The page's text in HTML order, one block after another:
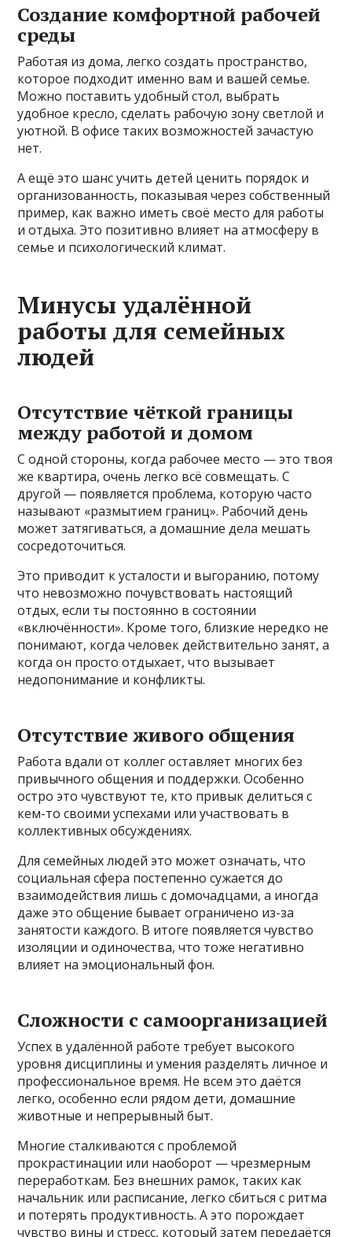
Создание комфортной рабочей
среды
Работая из дома, легко создать пространство,
которое подходит именно вам и вашей семье.
Можно поставить удобный стол, выбрать
удобное кресло, сделать рабочую зону светлой и
уютной. В офисе таких возможностей зачастую
нет.
А ещё это шанс учить детей ценить порядок и
организованность, показывая через собственный
пример, как важно иметь своё место для работы
и отдыха. Это позитивно влияет на атмосферу в
семье и психологический климат.
Минусы удалённой
работы для семейных
людей
Отсутствие чёткой границы
между работой и домом
С одной стороны, когда рабочее место — это твоя
же квартира, очень легко всё совмещать. С
другой — появляется проблема, которую часто
называют «размытием границ». Рабочий день
может затягиваться, а домашние дела мешать
сосредоточиться.
Это приводит к усталости и выгоранию, потому
что невозможно почувствовать настоящий
отдых, если ты постоянно в состоянии
«включённости». Кроме того, близкие нередко не
понимают, когда человек действительно занят, а
когда он просто отдыхает, что вызывает
недопонимание и конфликты.
Отсутствие живого общения
Работа вдали от коллег оставляет многих без
привычного общения и поддержки. Особенно
остро это чувствуют те, кто привык делиться с
кем-то своими успехами или участвовать в
коллективных обсуждениях.
Для семейных людей это может означать, что
социальная сфера постепенно сужается до
взаимодействия лишь с домочадцами, а иногда
даже это общение бывает ограничено из-за
занятости каждого. В итоге появляется чувство
изоляции и одиночества, что тоже негативно
влияет на эмоциональный фон.
Сложности с самоорганизацией
Успех в удалённой работе требует высокого
уровня дисциплины и умения разделять личное и
профессиональное время. Не всем это даётся
легко, особенно если рядом дети, домашние
животные и непрерывный быт.
Многие сталкиваются с проблемой
прокрастинации или наоборот — чрезмерным
переработкам. Без внешних рамок, таких как
начальник или расписание, легко сбиться с ритма
и потерять продуктивность. А это порождает
чувство вины и стресс, который затем передаётся